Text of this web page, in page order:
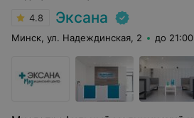
4.8 Эксана
Минск, ул. Надеждинская, 2 до 21:00